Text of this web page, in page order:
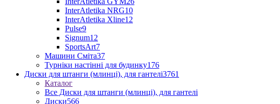
InterAtletika NRG10
InterAtletika Xline12
Pulse9
Signum12
SportsArt7
Машини Сміта37
Турніки настінні для будинку176
Диски для штанги (млинці), для гантелі3761
Каталог
Все Диски для штанги (млинці), для гантелі
Диски566